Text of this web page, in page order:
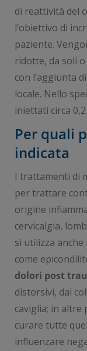
di reattività del
l’obiettivo di
paziente.
ridotte, da soli
con l’aggiunta
locale. Nello
iniettati circa
Per quali
indicata
I trattamenti di
per trattare
origine
cervicalgia,
si utilizza
come
dolori post
distorsivi, dal
caviglia; in altre
curare tutte
influenzare